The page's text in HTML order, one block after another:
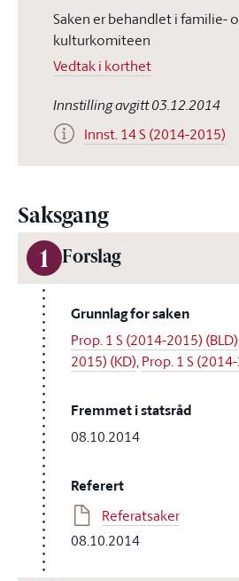
Saken er behandlet i familie-
kulturkomiteen
Vedtak i korthet
Innstilling avgitt 03.12.2014
Innst. 14 S (2014-2015)
Saksgang
1 Forslag
Grunnlag for saken
Prop. 1 S (2014-2015) (BLD)
2015) (KD),Prop. 1 S
Fremmet i statsråd
08.10.2014
Referert
Referatsaker
08.10.2014